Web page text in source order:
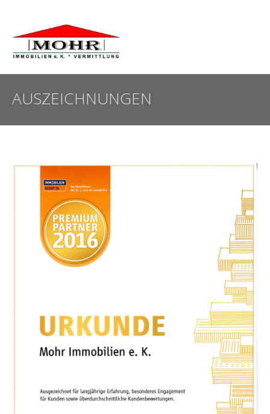
AUSZEICHNUNGEN